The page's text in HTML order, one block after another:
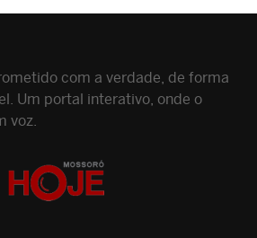
com a verdade, de forma
Um portal interativo, onde o
voz.